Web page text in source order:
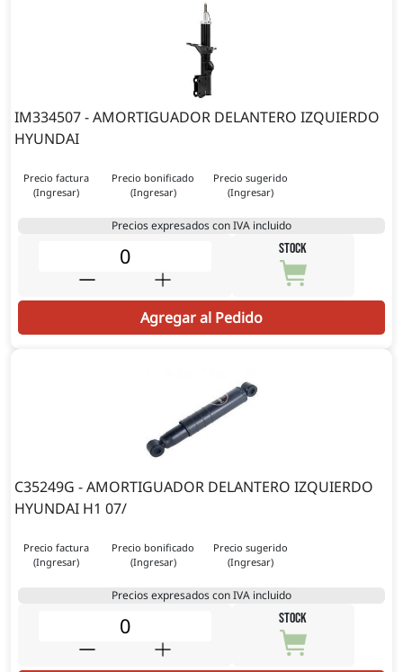
IM334507 - AMORTIGUADOR DELANTERO IZQUIERDO
HYUNDAI
Precio factura
(Ingresar)
Precio bonificado
(Ingresar)
Precio sugerido
(Ingresar)
Precios expresados con IVA incluido
STOCK
Agregar al Pedido
C35249G - AMORTIGUADOR DELANTERO IZQUIERDO
HYUNDAI H1 07/
Precio factura
(Ingresar)
Precio bonificado
(Ingresar)
Precio sugerido
(Ingresar)
Precios expresados con IVA incluido
STOCK